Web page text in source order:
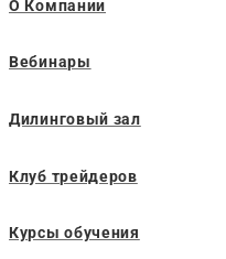
О Компании
Вебинары
Дилинговый зал
Клуб трейдеров
Курсы обучения